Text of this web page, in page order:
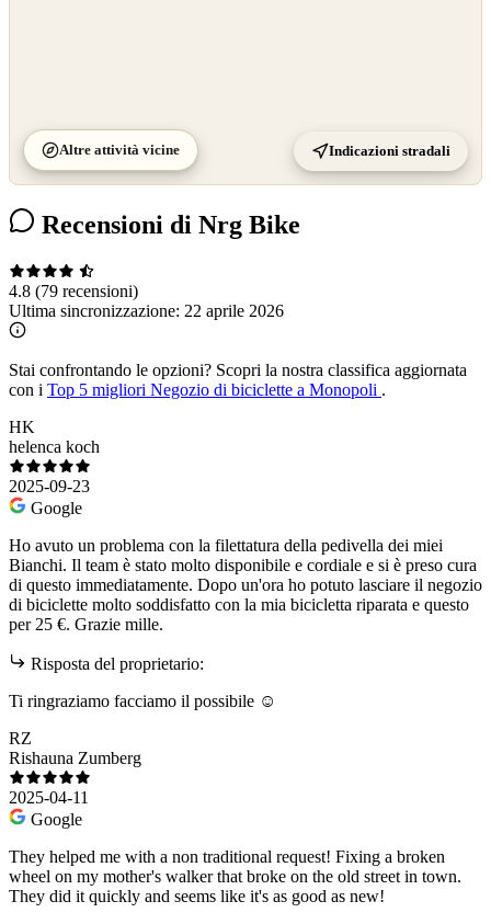
Altre attività vicine Indicazioni stradali
Recensioni di Nrg Bike
4.8 (79 recensioni)
Ultima sincronizzazione: 22 aprile 2026
Stai confrontando le opzioni? Scopri la nostra classifica aggiornata
con i Top 5 migliori Negozio di biciclette a Monopoli .
HK
helenca koch
2025-09-23
Google
Ho avuto un problema con la filettatura della pedivella dei miei
Bianchi. Il team è stato molto disponibile e cordiale e si è preso cura
di questo immediatamente. Dopo un'ora ho potuto lasciare il negozio
di biciclette molto soddisfatto con la mia bicicletta riparata e questo
per 25 €. Grazie mille.
Risposta del proprietario:
Ti ringraziamo facciamo il possibile ☺️
RZ
Rishauna Zumberg
2025-04-11
Google
They helped me with a non traditional request! Fixing a broken
wheel on my mother's walker that broke on the old street in town.
They did it quickly and seems like it's as good as new!